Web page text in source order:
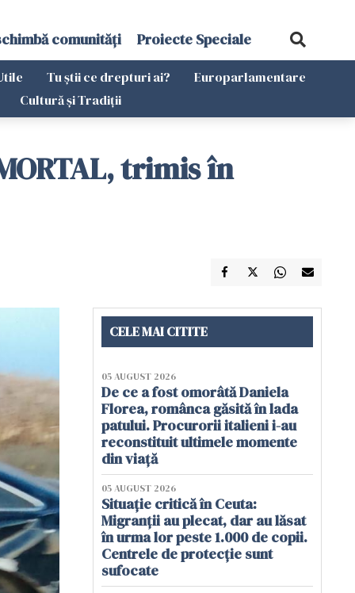
comunități Proiecte Speciale
Tu știi ce drepturi ai?
Europarlamentare
Cultură și Tradiții
trimis în
CELE MAI CITITE
05 AUGUST 2026
De ce a fost omorâtă Daniela
Florea, românca găsită în lada
patului. Procurorii italieni i-au
reconstituit ultimele momente
din viață
05 AUGUST 2026
Situație critică în Ceuta:
Migranții au plecat, dar au lăsat
în urma lor peste 1.000 de copii.
Centrele de protecție sunt
sufocate